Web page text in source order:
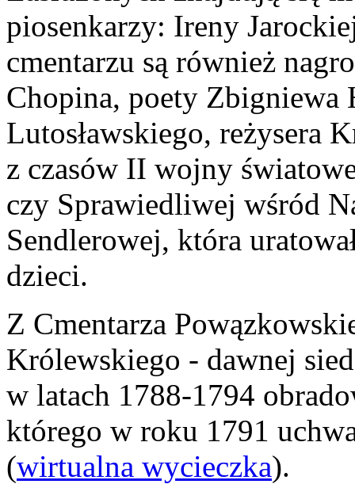
piosenkarzy: Ireny
cmentarzu są również
Chopina, poety Zbigniewa
Lutosławskiego, reżysera
z czasów II wojny
czy Sprawiedliwej wśród
Sendlerowej, która
dzieci.
Z Cmentarza
Królewskiego - dawnej
w latach 1788-1794
którego w roku 1791
(wirtualna wycieczka).